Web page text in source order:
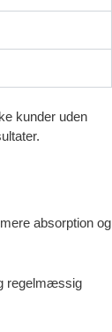
kunder uden
absorption og
regelmæssig